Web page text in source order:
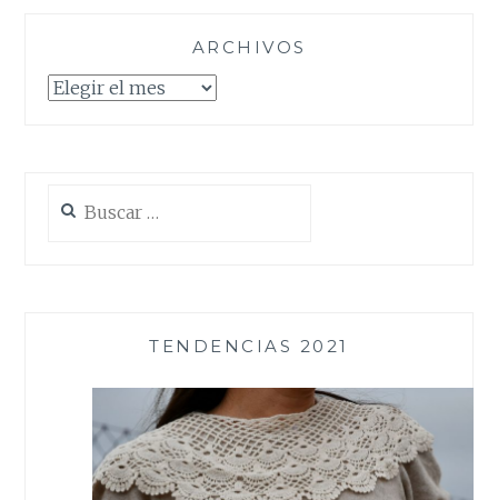
ARCHIVOS
Archivos
TENDENCIAS 2021